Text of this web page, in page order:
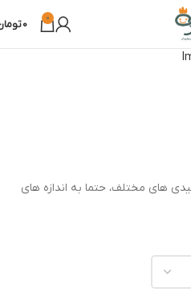
0
0
های مختلف، حتما به اندازه های